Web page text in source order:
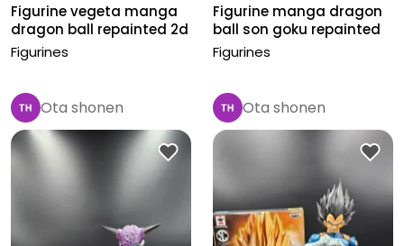
Figurine vegeta manga
dragon ball repainted 2d
Figurines
Figurine manga dragon
ball son goku repainted
2d
Figurines
Ota shonen Ota shonen